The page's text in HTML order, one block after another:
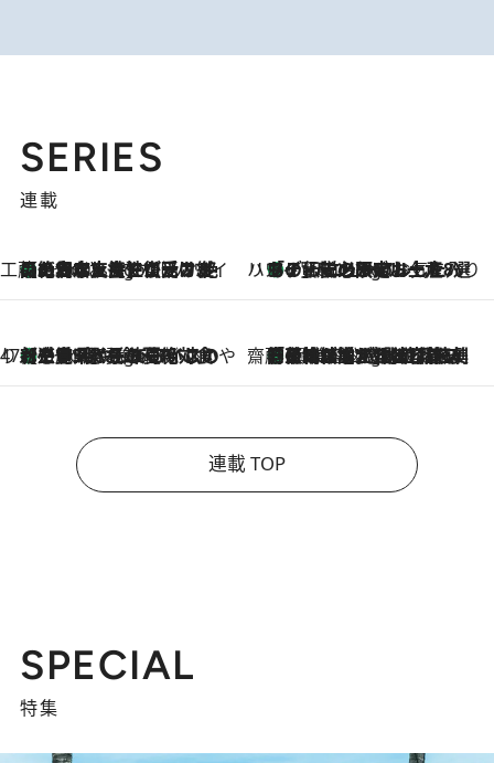
SERIES
連載
工藤まやのおもてなしハワイ
2 Hours Ago
【ハワイ土産】ローカルの絶大な支持で復活！ 絶品の幻クッキー《元ファンの日本人女性が受け継いだ名店》 ハワイ賢者 リサのお気に入りリスト2 Hours Ago
あの伝説の限定トートも！ リニューアルした「ディーン＆デルーカ ハワイ」で必須のお土産8選
47都道府県の手みやげ ひんやりスイーツで夏を満喫
2 Hours Ago
【三重県】この夏絶対食べたい 冷やしておいしいおやつ3選 お餅×アイスの新感覚スイーツ 齋藤 薫 美容脳ルネサンス
2 Hours Ago
「荷物が増えるほど旅ストレスは増す」美容ジャーナリストがたどり着いた最終結論。“化粧品を劇的に減らす”感動の凝縮美容とは
連載 TOP
SPECIAL
特集